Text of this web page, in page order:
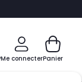
Me connecterPanier